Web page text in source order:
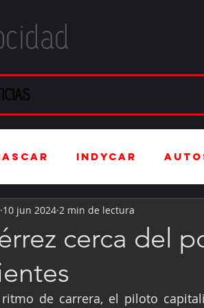
IndyCar
Automotriz
cerca del
10 jun 2024 2 min de lectura
de carrera, el piloto